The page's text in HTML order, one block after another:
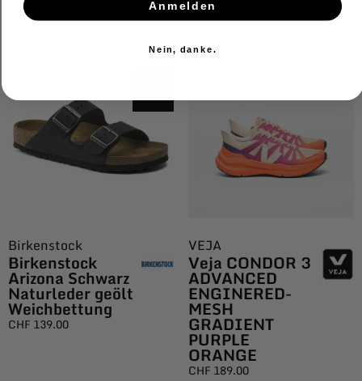
Birkenstock
Birkenstock
Arizona Schwarz
Naturleder geölt
Weichbettung
CHF 139.00
VEJA
Veja CONDOR 3
ADVANCED
ENGINERED-
MESH
GRADIENT
PURPLE
ORANGE
CHF 189.00
Anmelden
Nein, danke.